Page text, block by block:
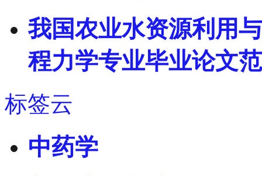
我国农业水资源利用
程力学专业毕业论文
标签云
中药学